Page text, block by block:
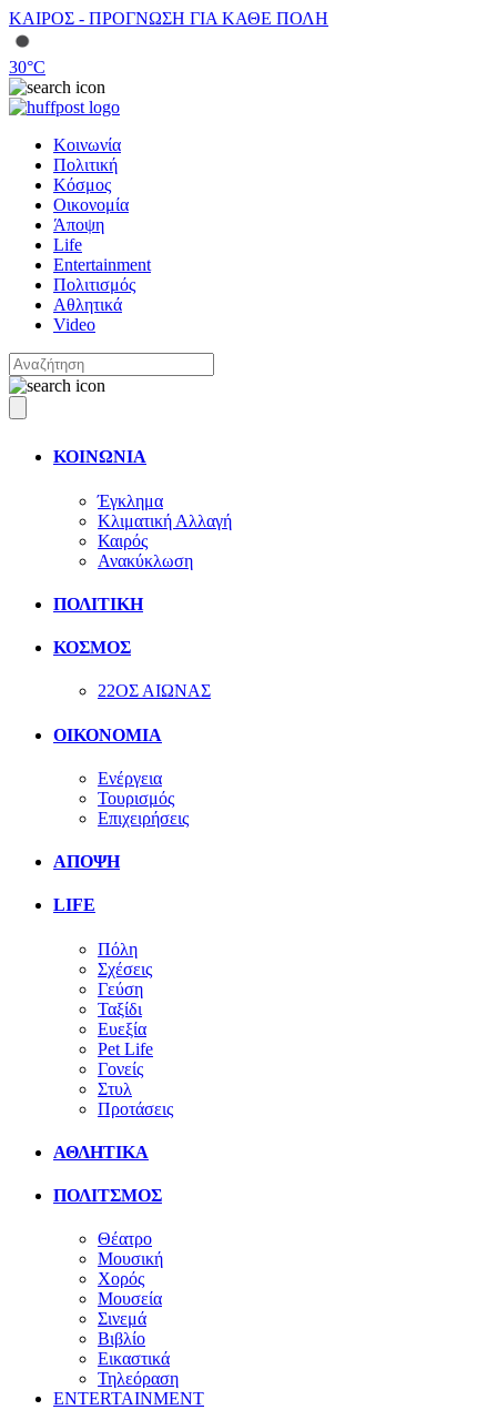
ΚΑΙΡΟΣ - ΠΡΟΓΝΩΣΗ ΓΙΑ ΚΑΘΕ ΠΟΛΗ
30°C
Κοινωνία
Πολιτική
Κόσμος
Οικονομία
Άποψη
Life
Entertainment
Πολιτισμός
Αθλητικά
Video
ΚΟΙΝΩΝΙΑ
Έγκλημα
Κλιματική Αλλαγή
Καιρός
Ανακύκλωση
ΠΟΛΙΤΙΚΗ
ΚΟΣΜΟΣ
22ΟΣ ΑΙΩΝΑΣ
ΟΙΚΟΝΟΜΙΑ
Ενέργεια
Τουρισμός
Επιχειρήσεις
ΑΠΟΨΗ
LIFE
Πόλη
Σχέσεις
Γεύση
Ταξίδι
Ευεξία
Pet Life
Γονείς
Στυλ
Προτάσεις
ΑΘΛΗΤΙΚΑ
ΠΟΛΙΤΣΜΟΣ
Θέατρο
Μουσική
Χορός
Μουσεία
Σινεμά
Βιβλίο
Εικαστικά
Τηλεόραση
ENTERTAINMENT